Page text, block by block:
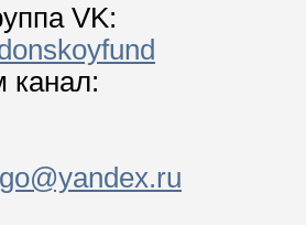
VK:
канал: